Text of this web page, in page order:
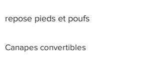
repose pieds et poufs
Canapes convertibles